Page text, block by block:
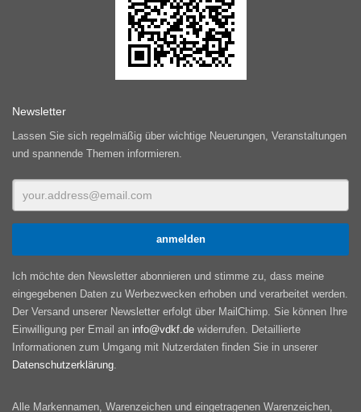
Newsletter
Lassen Sie sich regelmäßig über wichtige Neuerungen, Veranstaltungen
und spannende Themen informieren.
Ich möchte den Newsletter abonnieren und stimme zu, dass meine
eingegebenen Daten zu Werbezwecken erhoben und verarbeitet werden.
Der Versand unserer Newsletter erfolgt über MailChimp. Sie können Ihre
Einwilligung per Email an info@vdkf.de widerrufen. Detaillierte
Informationen zum Umgang mit Nutzerdaten finden Sie in unserer
Datenschutzerklärung
Alle Markennamen, Warenzeichen und eingetragenen Warenzeichen,